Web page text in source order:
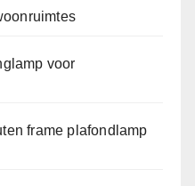
voor
frame plafondlamp